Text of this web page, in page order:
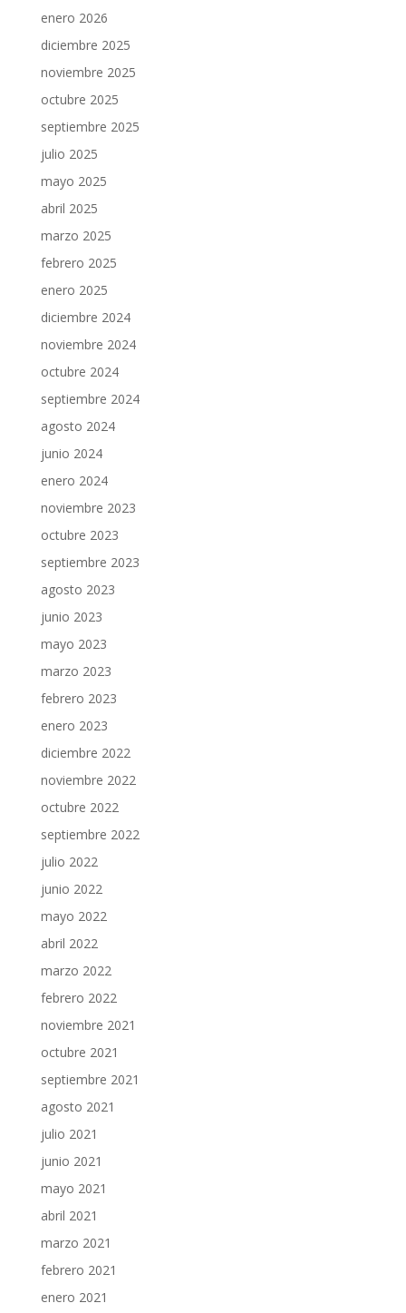
enero 2026
diciembre 2025
noviembre 2025
octubre 2025
septiembre 2025
julio 2025
mayo 2025
abril 2025
marzo 2025
febrero 2025
enero 2025
diciembre 2024
noviembre 2024
octubre 2024
septiembre 2024
agosto 2024
junio 2024
enero 2024
noviembre 2023
octubre 2023
septiembre 2023
agosto 2023
junio 2023
mayo 2023
marzo 2023
febrero 2023
enero 2023
diciembre 2022
noviembre 2022
octubre 2022
septiembre 2022
julio 2022
junio 2022
mayo 2022
abril 2022
marzo 2022
febrero 2022
noviembre 2021
octubre 2021
septiembre 2021
agosto 2021
julio 2021
junio 2021
mayo 2021
abril 2021
marzo 2021
febrero 2021
enero 2021